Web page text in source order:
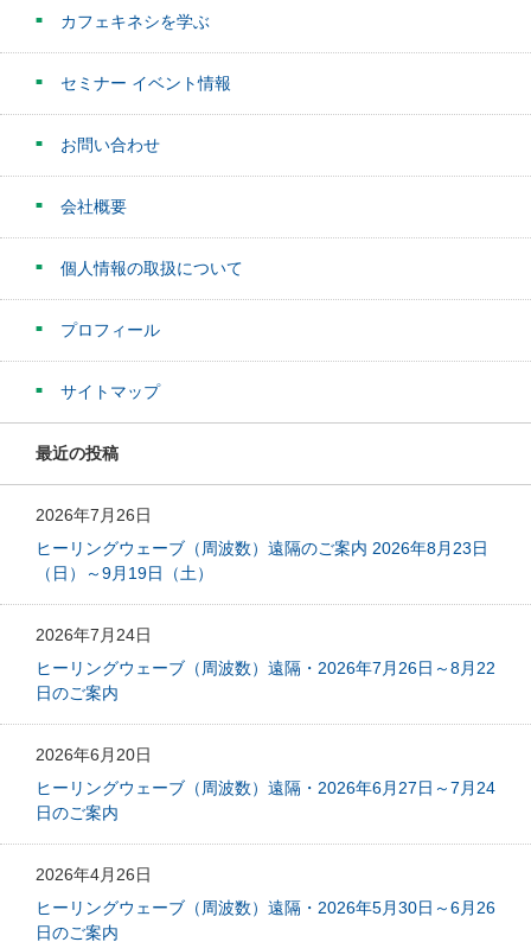
カフェキネシを学ぶ
セミナー イベント情報
お問い合わせ
会社概要
個人情報の取扱について
プロフィール
サイトマップ
最近の投稿
2026年7月26日
ヒーリングウェーブ（周波数）遠隔のご案内 2026年8月23日
（日）～9月19日（土）
2026年7月24日
ヒーリングウェーブ（周波数）遠隔・2026年7月26日～8月22
日のご案内
2026年6月20日
ヒーリングウェーブ（周波数）遠隔・2026年6月27日～7月24
日のご案内
2026年4月26日
ヒーリングウェーブ（周波数）遠隔・2026年5月30日～6月26
日のご案内